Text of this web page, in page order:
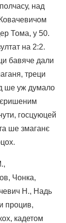
над
Тома, у 50.
на 2:2.
бавяче дали
треци
ше уж думало
госцуюцей
ше змаганє
Чонка,
Н., Надь
процив,
кадетом